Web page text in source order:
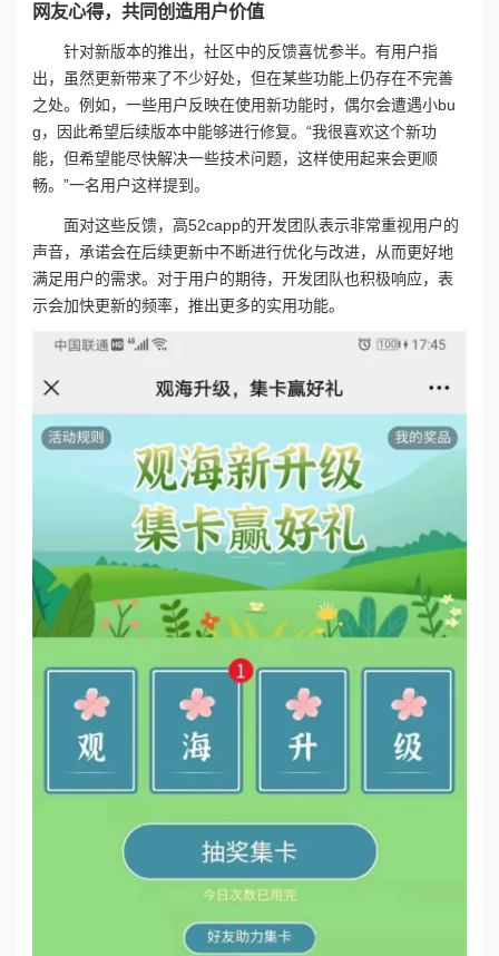
网友心得，共同创造用户价值
针对新版本的推出，社区中的反馈喜忧参半。有用户指
出，虽然更新带来了不少好处，但在某些功能上仍存在不完善
之处。例如，一些用户反映在使用新功能时，偶尔会遭遇小bu
g，因此希望后续版本中能够进行修复。“我很喜欢这个新功
能，但希望能尽快解决一些技术问题，这样使用起来会更顺
畅。”一名用户这样提到。
面对这些反馈，高52capp的开发团队表示非常重视用户的
声音，承诺会在后续更新中不断进行优化与改进，从而更好地
满足用户的需求。对于用户的期待，开发团队也积极响应，表
示会加快更新的频率，推出更多的实用功能。